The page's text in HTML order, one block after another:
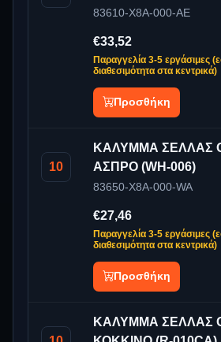
83610-X8A-000-AE
€33,52
Παραγγελία 3-5 εργάσιμες
διαθεσιμότητα στα κεντρικά)
Προσθήκη
10
ΚΑΛΥΜΜΑ ΣΕΛΛΑΣ
ΑΣΠΡΟ (WH-006)
83650-X8A-000-WA
€27,46
Παραγγελία 3-5 εργάσιμες
διαθεσιμότητα στα κεντρικά)
Προσθήκη
ΚΑΛΥΜΜΑ ΣΕΛΛΑΣ